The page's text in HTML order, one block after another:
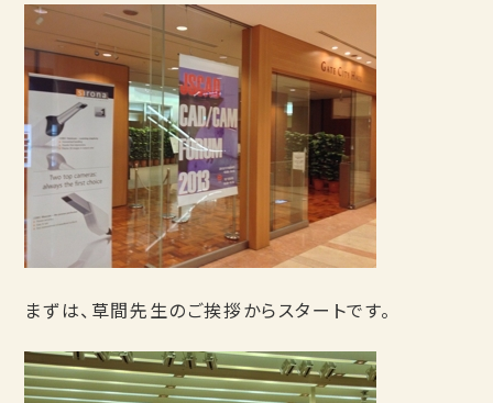
まずは、草間先生のご挨拶からスタートです。